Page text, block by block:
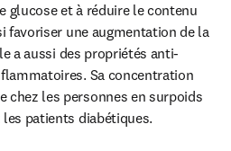
glucose et à réduire le contenu
favoriser une augmentation de la
a aussi des propriétés anti-
Sa concentration
chez les personnes en surpoids
patients diabétiques.